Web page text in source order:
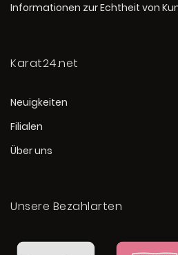
Informationen zur Echtheit von
Karat24.net
Neuigkeiten
Filialen
Über uns
Unsere Bezahlarten